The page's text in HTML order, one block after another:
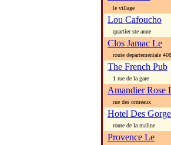
le village
Lou Cafoucho
quartier ste anne
Clos Jamac Le
route departementale
The French Pub
1 rue de la gare
Amandier Rose
rue des ormeaux
Hotel Des
route de la maline
Provence Le